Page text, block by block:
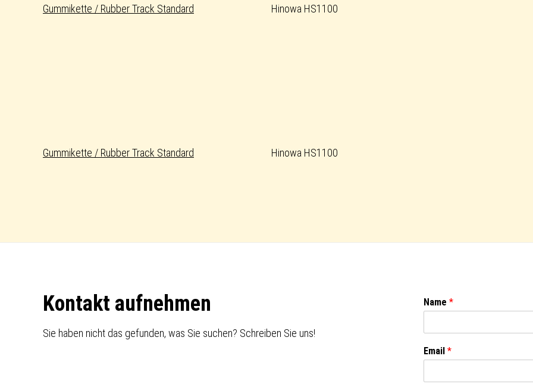
Gummikette / Rubber Track Standard Hinowa HS1100
Gummikette / Rubber Track Standard Hinowa HS1100
FooterKontakt aufnehmen
Sie haben nicht das gefunden, was Sie suchen? Schreiben Sie uns!
Name *
Email *